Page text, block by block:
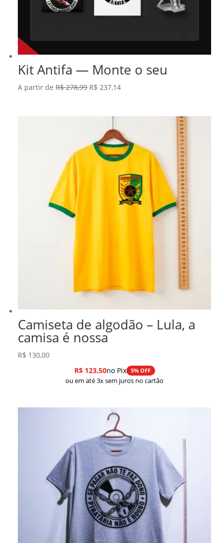
Kit Antifa — Monte o seu
A partir deR$278,99 O
R$ 278,99.
R$ 237,14O
R$ 237,14.
Camiseta de algodão – Lula, a
camisa é nossa
R$ 130,00
R$123,50no Pix 5% OFF
ou em até 3x sem juros no cartão